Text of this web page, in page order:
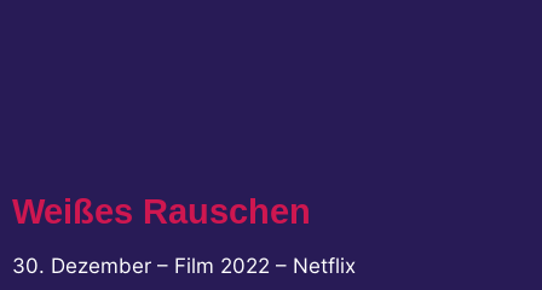
Weißes Rauschen
30. Dezember – Film 2022 – Netflix